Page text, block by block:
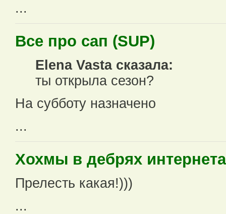
...
Все про сап (SUP)
Elena Vasta сказалa:
ты открыла сезон?
На субботу назначено
...
Хохмы в дебрях
Прелесть какая!)))
...